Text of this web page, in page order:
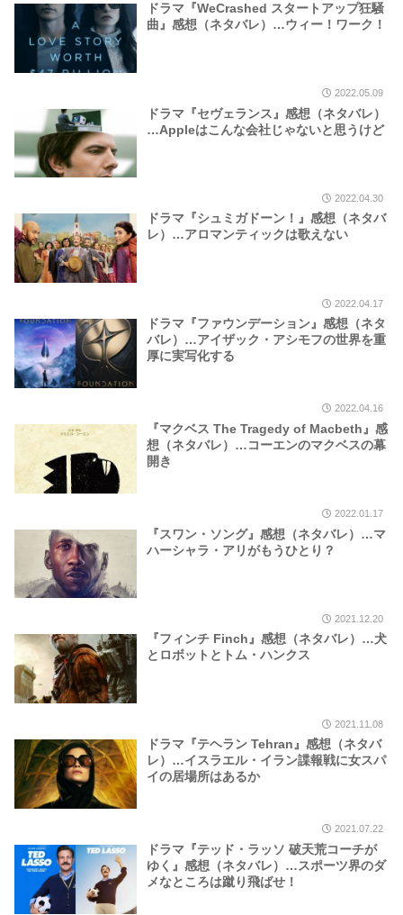
ドラマ『WeCrashed スタートアップ狂騒
曲』感想（ネタバレ）…ウィー！ワーク！
2022.05.09
ドラマ『セヴェランス』感想（ネタバレ）
…Appleはこんな会社じゃないと思うけど
2022.04.30
ドラマ『シュミガドーン！』感想（ネタバ
レ）…アロマンティックは歌えない
2022.04.17
ドラマ『ファウンデーション』感想（ネタ
バレ）…アイザック・アシモフの世界を重
厚に実写化する
2022.04.16
『マクベス The Tragedy of Macbeth』感
想（ネタバレ）…コーエンのマクベスの幕
開き
2022.01.17
『スワン・ソング』感想（ネタバレ）…マ
ハーシャラ・アリがもうひとり？
2021.12.20
『フィンチ Finch』感想（ネタバレ）…犬
とロボットとトム・ハンクス
2021.11.08
ドラマ『テヘラン Tehran』感想（ネタバ
レ）…イスラエル・イラン諜報戦に女スパ
イの居場所はあるか
2021.07.22
ドラマ『テッド・ラッソ 破天荒コーチが
ゆく』感想（ネタバレ）…スポーツ界のダ
メなところは蹴り飛ばせ！